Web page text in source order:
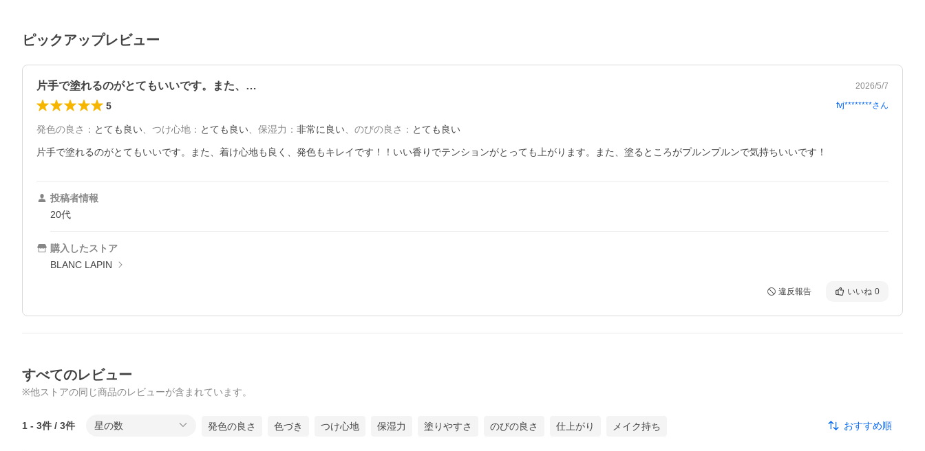
ピックアップレビュー
片手で塗れるのがとてもいいです。また、… 2026/5/7
5 fvj********さん
発色の良さ ： とても良い つけ心地 ： とても良い 保湿力 ： 非常に良い のびの良さ ： とても良い
片手で塗れるのがとてもいいです。また、着け心地も良く、発色もキレイです！！いい香りでテンションがとっても上がります。また、塗るところがプルンプルンで気持ちいいです！
投稿者情報
20代
購入したストア
BLANC LAPIN
違反報告 いいね 0
すべてのレビュー
※他ストアの同じ商品のレビューが含まれています。
1 - 3件 / 3件 星の数 発色の良さ 色づき つけ心地 保湿力 塗りやすさ のびの良さ 仕上がり メイク持ち おすすめ順